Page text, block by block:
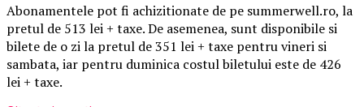
Abonamentele pot fi achizitionate de pe summerwell.ro, la
pretul de 513 lei + taxe. De asemenea, sunt disponibile si
bilete de o zi la pretul de 351 lei + taxe pentru vineri si
sambata, iar pentru duminica costul biletului este de 426
lei + taxe.